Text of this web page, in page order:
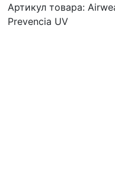
Артикул товара:
Prevencia UV